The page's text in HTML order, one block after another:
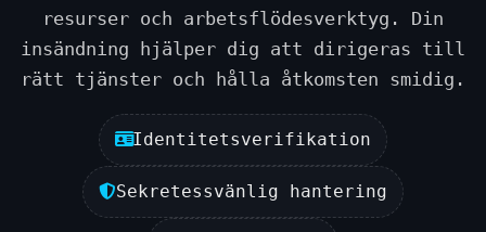
resurser och arbetsflödesverktyg. Din
insändning hjälper dig att dirigeras till
rätt tjänster och hålla åtkomsten smidig.
Identitetsverifikation
Sekretessvänlig hantering